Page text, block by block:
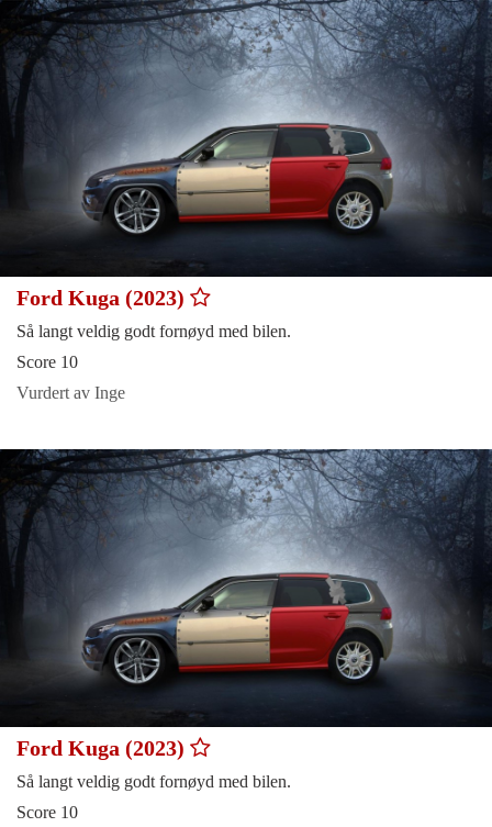
Ford Kuga (2023)
Så langt veldig godt fornøyd med bilen.
Score 10
Vurdert av Inge
Ford Kuga (2023)
Så langt veldig godt fornøyd med bilen.
Score 10